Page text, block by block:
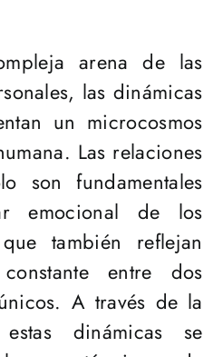
arena de las
las dinámicas
un microcosmos
Las relaciones
son fundamentales
emocional de los
también reflejan
entre dos
A través de la
dinámicas se